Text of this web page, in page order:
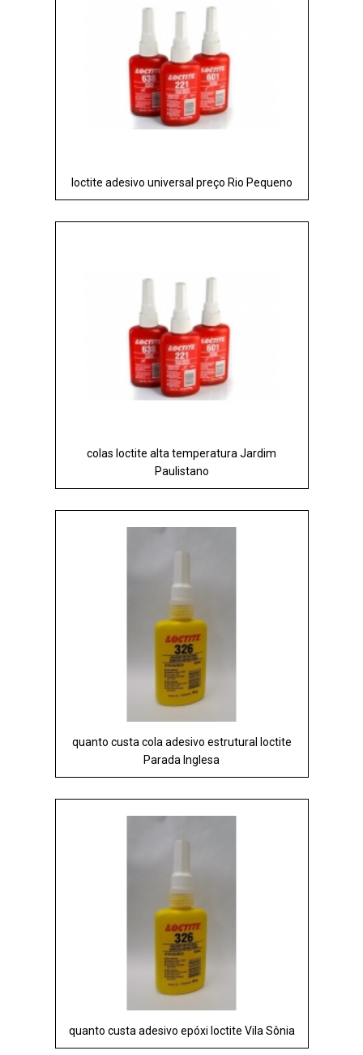
loctite adesivo universal preço Rio Pequeno
colas loctite alta temperatura Jardim
Paulistano
quanto custa cola adesivo estrutural loctite
Parada Inglesa
quanto custa adesivo epóxi loctite Vila Sônia